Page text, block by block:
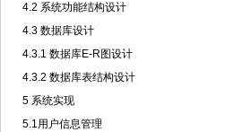
4.2 系统功能结构设计
4.3 数据库设计
4.3.1 数据库E-R图设计
4.3.2 数据库表结构设计
5 系统实现
5.1用户信息管理